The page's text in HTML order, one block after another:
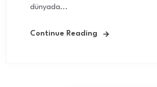
dünyada...
Continue Reading